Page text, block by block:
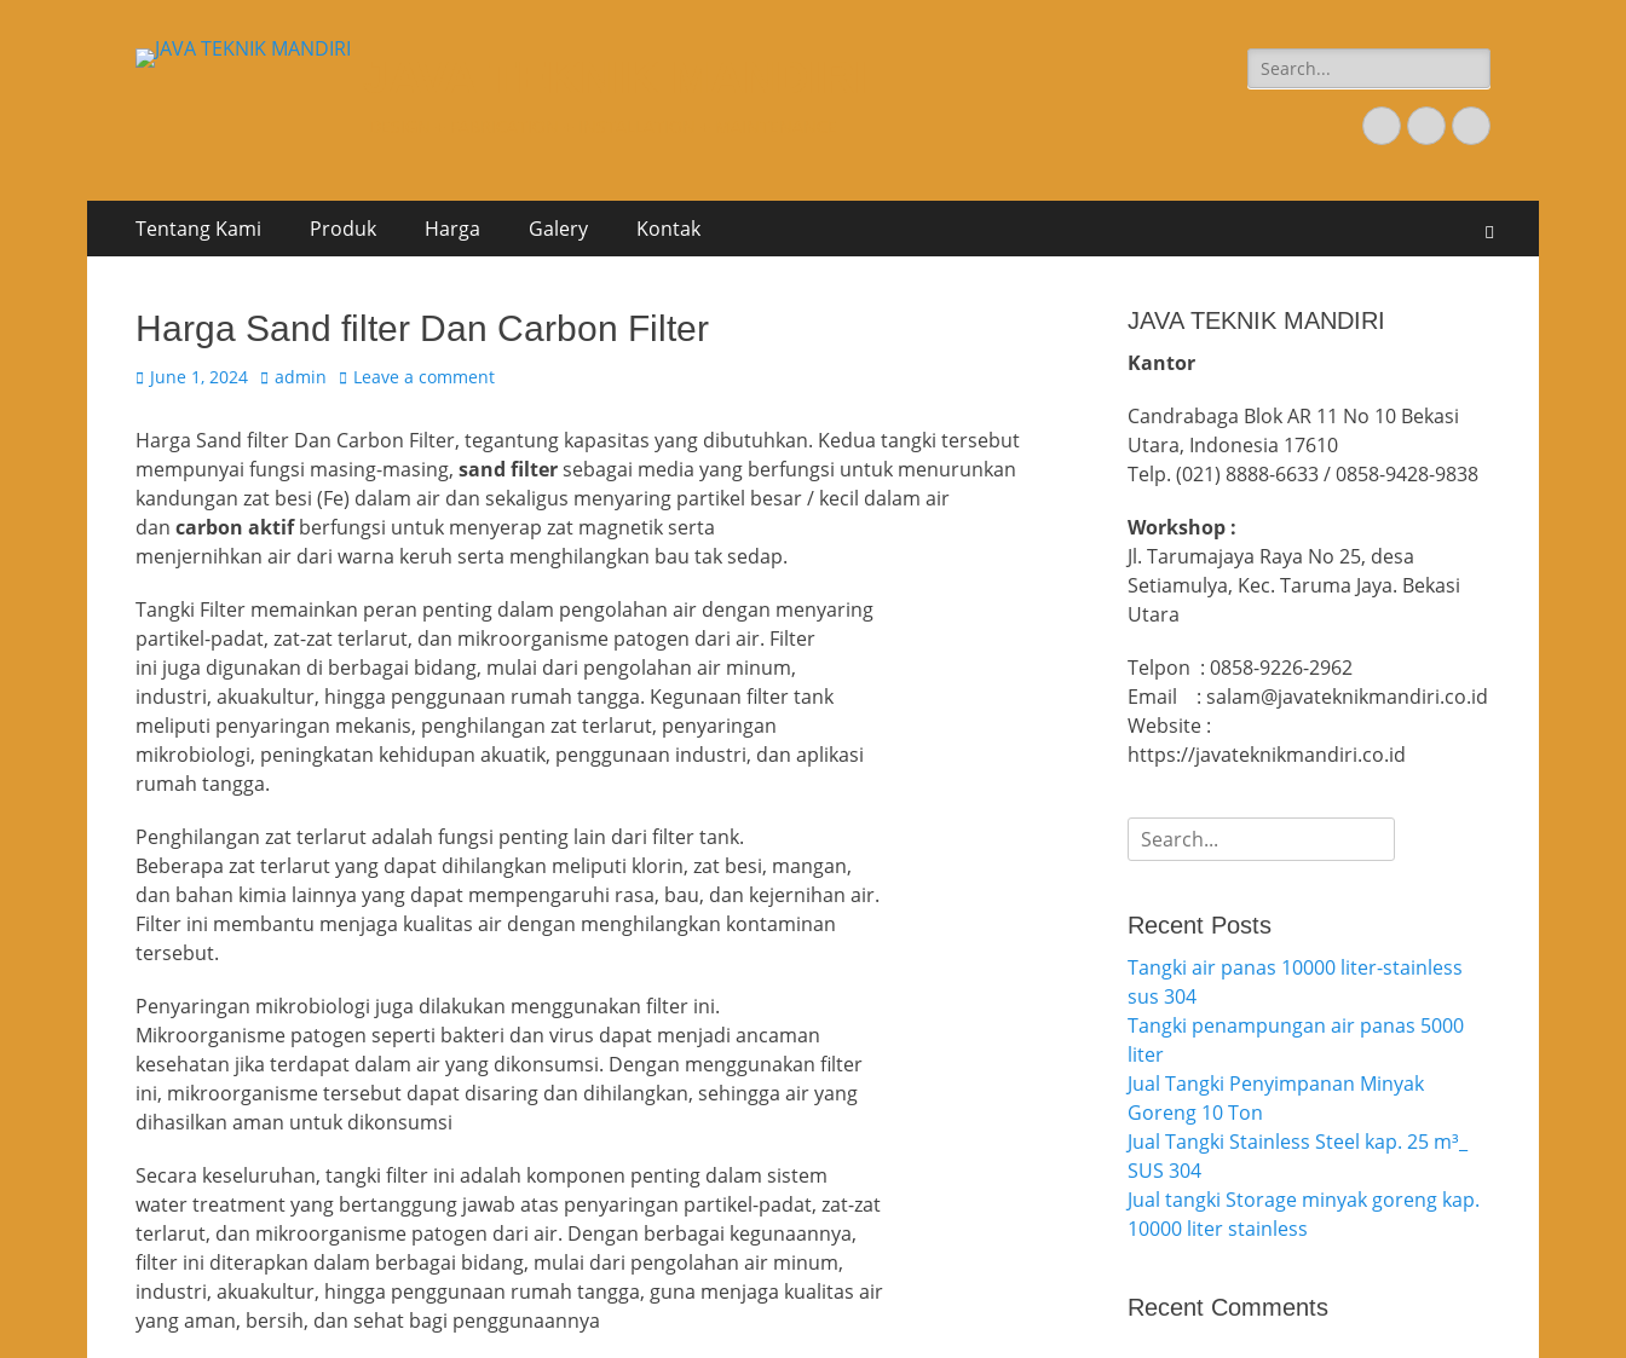
Search
for:
Email WebsitePhone
Primary
Menu
Tentang Kami Produk Harga Galery Kontak
Harga Sand filter Dan Carbon Filter
Posted
June 1, 2024 Author
admin Leave a comment
Harga Sand filter Dan Carbon Filter, tegantung kapasitas yang dibutuhkan. Kedua tangki tersebut
mempunyai fungsi masing-masing, sand filtersebagai media yang berfungsi untuk menurunkan
kandungan zat besi (Fe) dalam air dan sekaligus menyaring partikel besar / kecil dalam air
dan carbon aktifberfungsi untuk menyerap zat magnetik serta
menjernihkan air dari warna keruh serta menghilangkan bau tak sedap.
Tangki Filter memainkan peran penting dalam pengolahan air dengan menyaring
partikel-padat, zat-zat terlarut, dan mikroorganisme patogen dari air. Filter
ini juga digunakan di berbagai bidang, mulai dari pengolahan air minum,
industri, akuakultur, hingga penggunaan rumah tangga. Kegunaan filter tank
meliputi penyaringan mekanis, penghilangan zat terlarut, penyaringan
mikrobiologi, peningkatan kehidupan akuatik, penggunaan industri, dan aplikasi
rumah tangga.
Penghilangan zat terlarut adalah fungsi penting lain dari filter tank.
Beberapa zat terlarut yang dapat dihilangkan meliputi klorin, zat besi, mangan,
dan bahan kimia lainnya yang dapat mempengaruhi rasa, bau, dan kejernihan air.
Filter ini membantu menjaga kualitas air dengan menghilangkan kontaminan
tersebut.
Penyaringan mikrobiologi juga dilakukan menggunakan filter ini.
Mikroorganisme patogen seperti bakteri dan virus dapat menjadi ancaman
kesehatan jika terdapat dalam air yang dikonsumsi. Dengan menggunakan filter
ini, mikroorganisme tersebut dapat disaring dan dihilangkan, sehingga air yang
dihasilkan aman untuk dikonsumsi
Secara keseluruhan, tangki filter ini adalah komponen penting dalam sistem
water treatment yang bertanggung jawab atas penyaringan partikel-padat, zat-zat
terlarut, dan mikroorganisme patogen dari air. Dengan berbagai kegunaannya,
filter ini diterapkan dalam berbagai bidang, mulai dari pengolahan air minum,
industri, akuakultur, hingga penggunaan rumah tangga, guna menjaga kualitas air
yang aman, bersih, dan sehat bagi penggunaannya
JAVA TEKNIK MANDIRI
Kantor
Candrabaga Blok AR 11 No 10 Bekasi
Utara, Indonesia 17610
Telp. (021) 8888-6633 / 0858-9428-9838
Workshop :
Jl. Tarumajaya Raya No 25, desa
Setiamulya, Kec. Taruma Jaya. Bekasi
Utara
Telpon : 0858-9226-2962
Email : salam@javateknikmandiri.co.id
Website :
https://javateknikmandiri.co.id
Search
for:
Recent Posts
Tangki air panas 10000 liter-stainless
sus 304
Tangki penampungan air panas 5000
liter
Jual Tangki Penyimpanan Minyak
Goreng 10 Ton
Jual Tangki Stainless Steel kap. 25 m³_
SUS 304
Jual tangki Storage minyak goreng kap.
10000 liter stainless
Recent Comments